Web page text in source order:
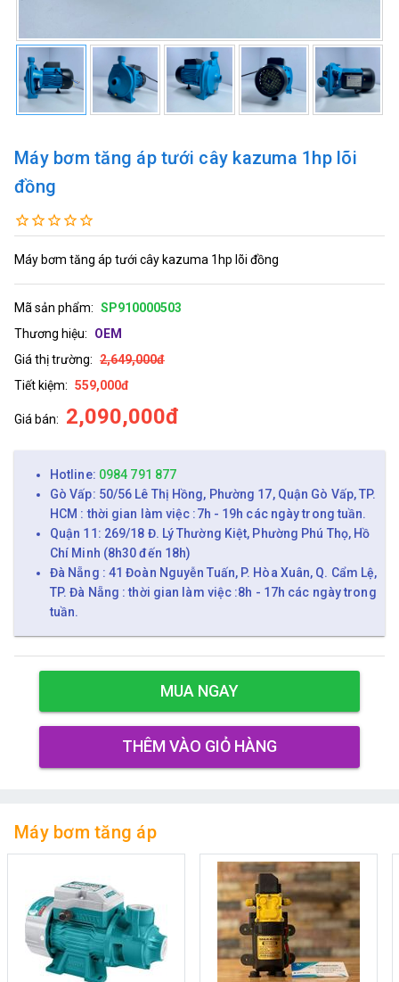
Máy bơm tăng áp tưới cây kazuma 1hp lõi
đồng
Máy bơm tăng áp tưới cây kazuma 1hp lõi đồng
Mã sản phẩm: SP910000503
Thương hiệu:
OEM
Giá thị trường: 2,649,000đ
Tiết kiệm: 559,000đ
Giá bán: 2,090,000đ
Hotline: 0984 791 877
Gò Vấp: 50/56 Lê Thị Hồng, Phường 17, Quận Gò Vấp, TP.
HCM : thời gian làm việc :7h - 19h các ngày trong tuần.
Quận 11: 269/18 Đ. Lý Thường Kiệt, Phường Phú Thọ, Hồ
Chí Minh (8h30 đến 18h)
Đà Nẵng : 41 Đoàn Nguyễn Tuấn, P. Hòa Xuân, Q. Cẩm Lệ,
TP. Đà Nẵng : thời gian làm việc :8h - 17h các ngày trong
tuần.
MUA NGAY
THÊM VÀO GIỎ HÀNG
Máy bơm tăng áp